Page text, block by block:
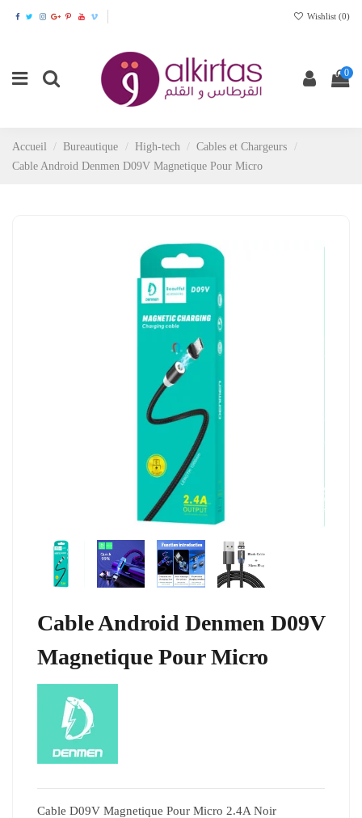
Wishlist (0)
0
Accueil Bureautique High-tech
Cables et Chargeurs
Cable Android Denmen D09V Magnetique Pour Micro
Cable Android Denmen D09V
Magnetique Pour Micro
Cable D09V Magnetique Pour Micro 2.4A Noir